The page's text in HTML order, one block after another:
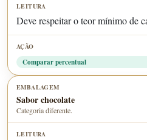
Deve respeitar o teor mínimo de
Comparar percentual
Sabor chocolate
Categoria diferente.